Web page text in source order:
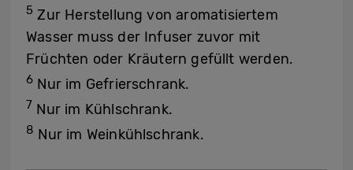
5 Zur Herstellung von aromatisiertem
Wasser muss der Infuser zuvor mit
Früchten oder Kräutern gefüllt werden.
6 Nur im Gefrierschrank.
7 Nur im Kühlschrank.
8 Nur im Weinkühlschrank.